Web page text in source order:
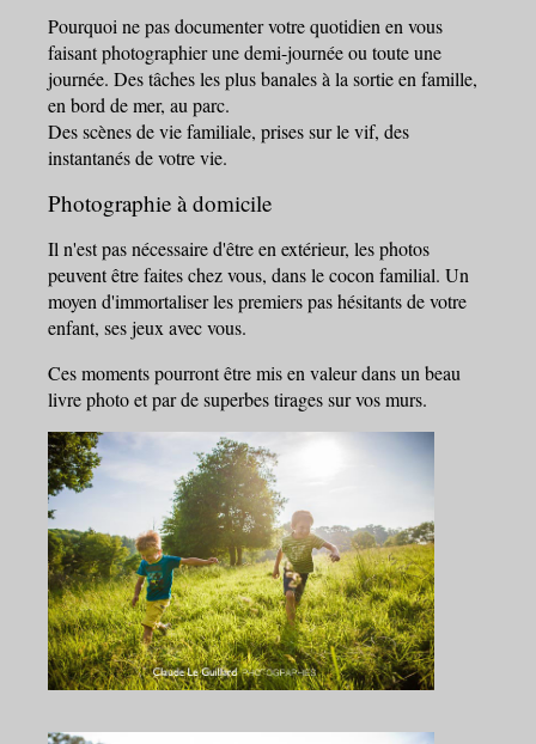
Pourquoi ne pas documenter votre quotidien en vous
faisant photographier une demi-journée ou toute une
journée. Des tâches les plus banales à la sortie en famille,
en bord de mer, au parc.
Des scènes de vie familiale, prises sur le vif, des
instantanés de votre vie.
Photographie à domicile
Il n'est pas nécessaire d'être en extérieur, les photos
peuvent être faites chez vous, dans le cocon familial. Un
moyen d'immortaliser les premiers pas hésitants de votre
enfant, ses jeux avec vous.
Ces moments pourront être mis en valeur dans un beau
livre photo et par de superbes tirages sur vos murs.